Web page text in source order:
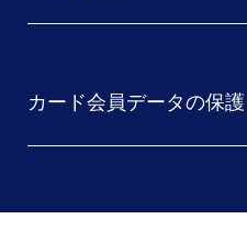
カード会員データの保護